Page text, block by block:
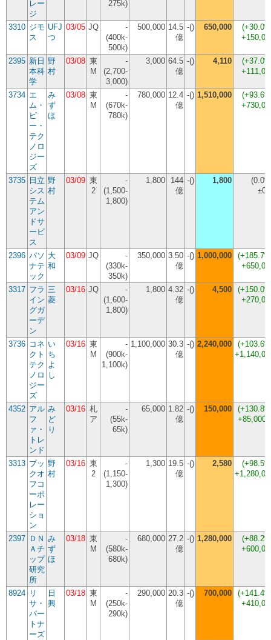
レー
ジ
275k)
3310 ジモ
ス
UFJ
つ
03/05 JQ
-
(400k-
500k)
500,000 14.5
億
-() 650,000 (+30.0%
2395 新日
本科
学
野
村
03/08 東
M
-
(2,700-
3,000)
3,000 64.5
億
-() 4,110 (+37.0%
3734 エ
ム・
ピ
ー・
テク
ノロ
ジー
ズ
み
ず
ほ
03/08 東
M
-
(670k-
780k)
780,000 12.4
億
-() 1,510,000 (+93.6%
3735 日立
シス
テム
アン
ドサ
ービ
ス
野
村
03/09 東
2
-
(1,500-
1,800)
1,800
144
億
-() 1,800 (0.0%
±0
2396 パソ
ナテ
ック
大
和
03/09 JQ
-
(330k-
350k)
350,000 3.50
億
-() 1,000,000 (+185.7%
3317 フラ
イン
グガ
ーデ
ン
三
菱
03/16 JQ
-
(1,600-
1,800)
1,800 4.32
億
-() 4,500 (+150.0%
3736 コネ
クト
テク
ノロ
ジー
ズ
い
ち
よ
し
03/16 東
M
-
(900k-
1,100k)
1,100,000 30.3
億
-() 2,240,000 (+103.6%
4352 アル
フ
ァ・
トレ
ンド
み
ど
り
03/16 札
ア
-
(55k-
65k)
65,000 1.82
億
-() 150,000 (+130.8%
+85,000
3313 ブッ
クオ
フコ
ーポ
レー
ショ
ン
野
村
03/16 東
2
-
(1,150-
1,300)
1,300 19.5
億
-() 2,580 (+98.5%
2397 ＤＮ
Ａチ
ップ
研究
所
み
ず
ほ
03/18 東
M
-
(580k-
680k)
680,000 27.2
億
-() 1,280,000 (+88.2%
8924 リ
サ・
パー
トナ
ーズ
日
興
03/18 東
M
-
(250k-
290k)
290,000 20.3
億
-() 700,000 (+141.4%